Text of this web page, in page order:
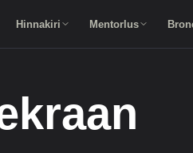
Hinnakiri Mentorlus